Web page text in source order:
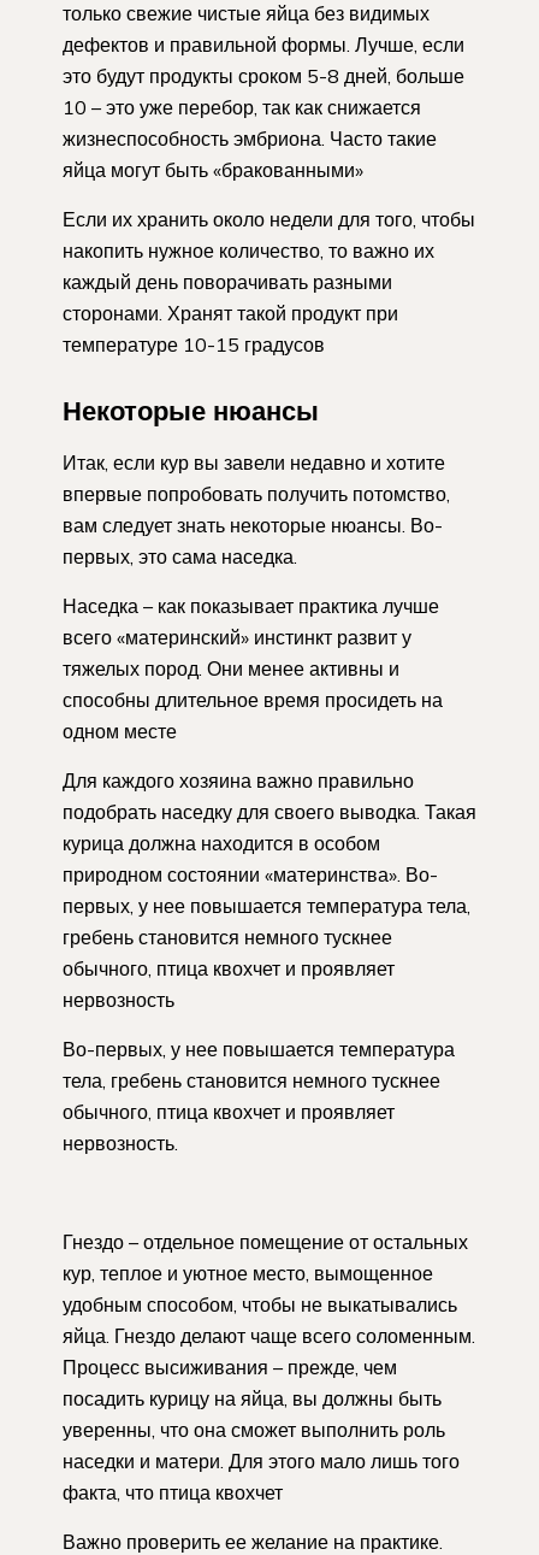
только свежие чистые яйца без видимых
дефектов и правильной формы. Лучше, если
это будут продукты сроком 5-8 дней, больше
10 – это уже перебор, так как снижается
жизнеспособность эмбриона. Часто такие
яйца могут быть «бракованными»
Если их хранить около недели для того, чтобы
накопить нужное количество, то важно их
каждый день поворачивать разными
сторонами. Хранят такой продукт при
температуре 10-15 градусов
Некоторые нюансы
Итак, если кур вы завели недавно и хотите
впервые попробовать получить потомство,
вам следует знать некоторые нюансы. Во-
первых, это сама наседка.
Наседка – как показывает практика лучше
всего «материнский» инстинкт развит у
тяжелых пород. Они менее активны и
способны длительное время просидеть на
одном месте
Для каждого хозяина важно правильно
подобрать наседку для своего выводка. Такая
курица должна находится в особом
природном состоянии «материнства». Во-
первых, у нее повышается температура тела,
гребень становится немного тускнее
обычного, птица квохчет и проявляет
нервозность
Во-первых, у нее повышается температура
тела, гребень становится немного тускнее
обычного, птица квохчет и проявляет
нервозность.
Гнездо – отдельное помещение от остальных
кур, теплое и уютное место, вымощенное
удобным способом, чтобы не выкатывались
яйца. Гнездо делают чаще всего соломенным.
Процесс высиживания – прежде, чем
посадить курицу на яйца, вы должны быть
уверенны, что она сможет выполнить роль
наседки и матери. Для этого мало лишь того
факта, что птица квохчет
Важно проверить ее желание на практике.